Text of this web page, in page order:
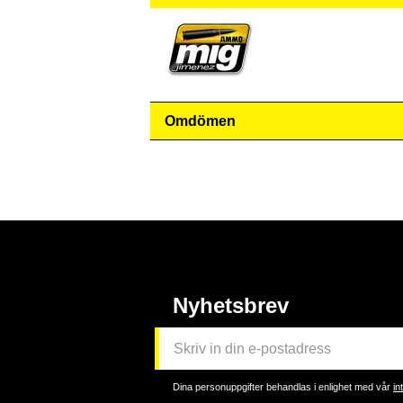
Omdömen
Nyhetsbrev
Dina personuppgifter behandlas i enlighet med vår